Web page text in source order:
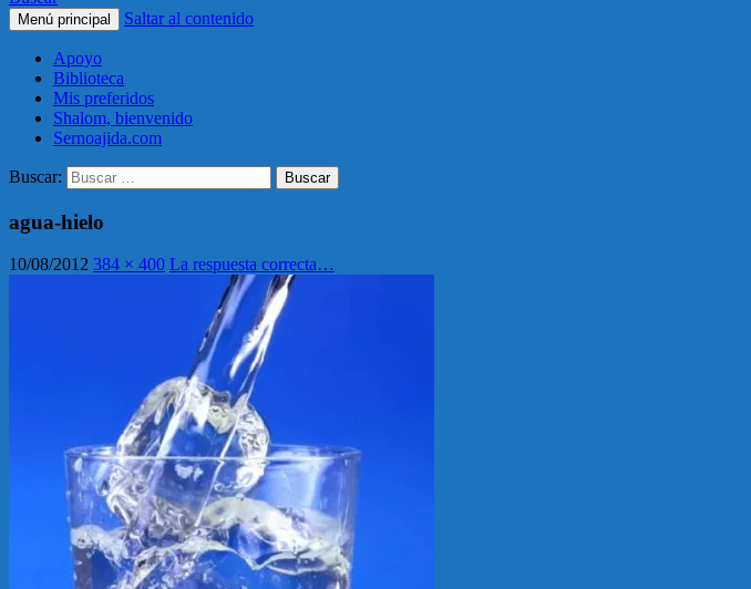
Menú principal Saltar al contenido
Apoyo
Biblioteca
Mis preferidos
Shalom, bienvenido
Sernoajida.com
Buscar:
agua-hielo
10/08/2012 384 × 400 La respuesta correcta…